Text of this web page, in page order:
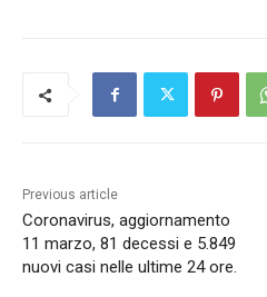
Previous article
Coronavirus, aggiornamento
11 marzo, 81 decessi e 5.849
nuovi casi nelle ultime 24 ore.